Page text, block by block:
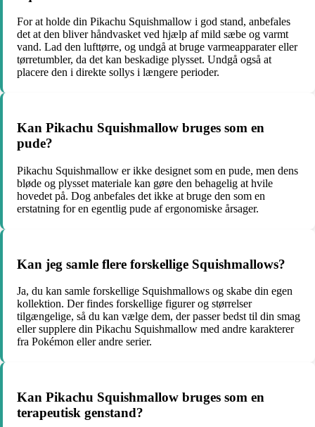
For at holde din Pikachu Squishmallow i god stand, anbefales
det at den bliver håndvasket ved hjælp af mild sæbe og varmt
vand. Lad den lufttørre, og undgå at bruge varmeapparater eller
tørretumbler, da det kan beskadige plysset. Undgå også at
placere den i direkte sollys i længere perioder.
Kan Pikachu Squishmallow bruges som en
pude?
Pikachu Squishmallow er ikke designet som en pude, men dens
bløde og plysset materiale kan gøre den behagelig at hvile
hovedet på. Dog anbefales det ikke at bruge den som en
erstatning for en egentlig pude af ergonomiske årsager.
Kan jeg samle flere forskellige Squishmallows?
Ja, du kan samle forskellige Squishmallows og skabe din egen
kollektion. Der findes forskellige figurer og størrelser
tilgængelige, så du kan vælge dem, der passer bedst til din smag
eller supplere din Pikachu Squishmallow med andre karakterer
fra Pokémon eller andre serier.
Kan Pikachu Squishmallow bruges som en
terapeutisk genstand?